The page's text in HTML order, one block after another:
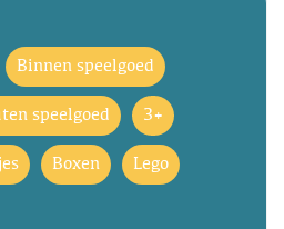
Binnen speelgoed
speelgoed 3+
Boxen Lego